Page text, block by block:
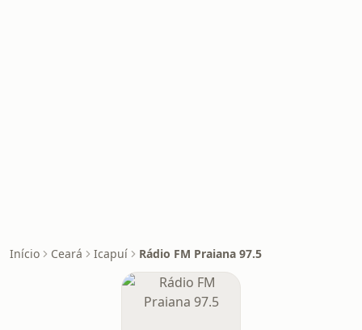
Início Ceará Icapuí Rádio FM Praiana 97.5